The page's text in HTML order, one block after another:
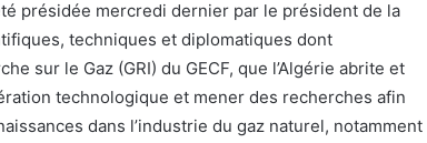
présidée mercredi dernier par le président de la
techniques et diplomatiques dont
sur le Gaz (GRI) du GECF, que l’Algérie abrite et
technologique et mener des recherches afin
dans l’industrie du gaz naturel, notamment